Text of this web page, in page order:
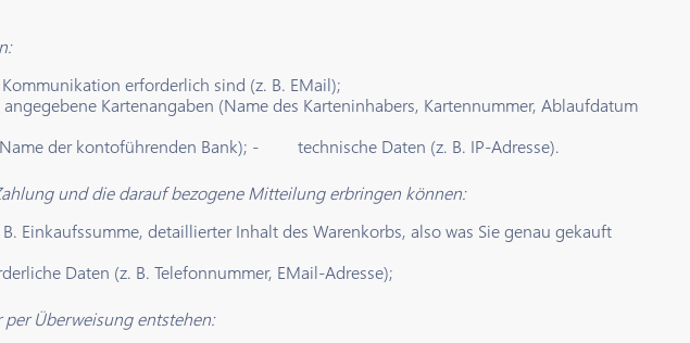
erforderlich sind (z. B. EMail);
Kartenangaben (Name des Karteninhabers, Kartennummer, Ablaufdatum
der kontoführenden Bank); - technische Daten (z. B. IP-Adresse).
und die darauf bezogene Mitteilung erbringen können:
Einkaufssumme, detaillierter Inhalt des Warenkorbs, also was Sie genau gekauft
Daten (z. B. Telefonnummer, EMail-Adresse);
Überweisung entstehen: